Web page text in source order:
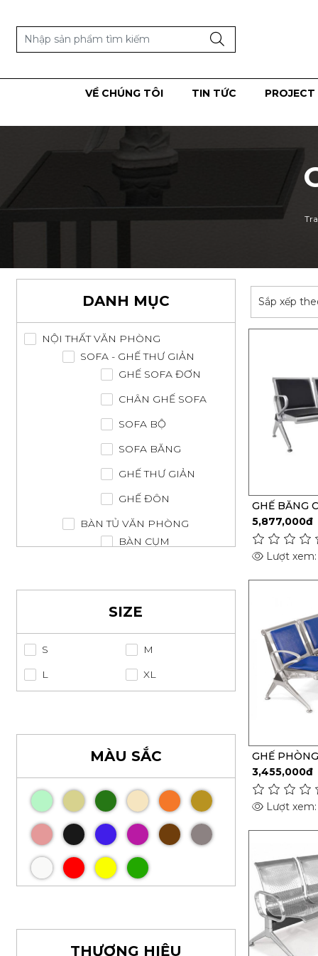
VỀ CHÚNG TÔI TIN TỨC
Sắp xếp
GHẾ BĂNG
Sito03
5,877,000đ
Lượt xem:
GHẾ
3,455,000đ
Lượt xem:
DANH MỤC
NỘI THẤT VĂN PHÒNG
SOFA - GHẾ THƯ GIẢN
GHẾ SOFA ĐƠN
CHÂN GHẾ SOFA
SOFA BỘ
SOFA BĂNG
GHẾ THƯ GIẢN
GHẾ ĐÔN
BÀN TỦ VĂN PHÒNG
BÀN CỤM
TỦ KỆ HỒ SƠ
BÀN ĐÀO TẠO
BÀN NHÂN VIÊN
BÀN HỌP
BÀN GIÁM ĐỐC
GHẾ HỘI TRƯỜNG
Y TẾ , SPA
GHẾ RẠP PHIM, HÁT
GHẾ VĂN PHÒNG
GHẾ CHÂN XOAY
GHẾ CHÂN QUỲ
SIZE
S
M
L
XL
MÀU SẮC
THƯƠNG HIỆU